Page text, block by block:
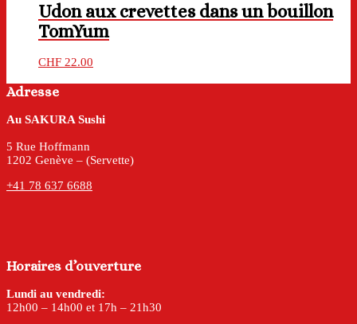
Udon aux crevettes dans un bouillon
TomYum
CHF 22.00
Adresse
Au SAKURA Sushi
5 Rue Hoffmann
1202 Genève – (Servette)
+41 78 637 6688
Horaires d’ouverture
Lundi au vendredi:
12h00 – 14h00 et 17h – 21h30